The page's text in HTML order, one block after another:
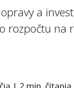
a
rozpočtu na